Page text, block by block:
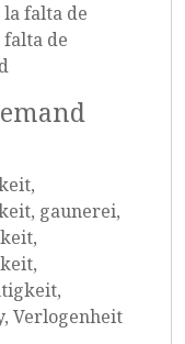
falta de
de
gaunerei,
Verlogenheit